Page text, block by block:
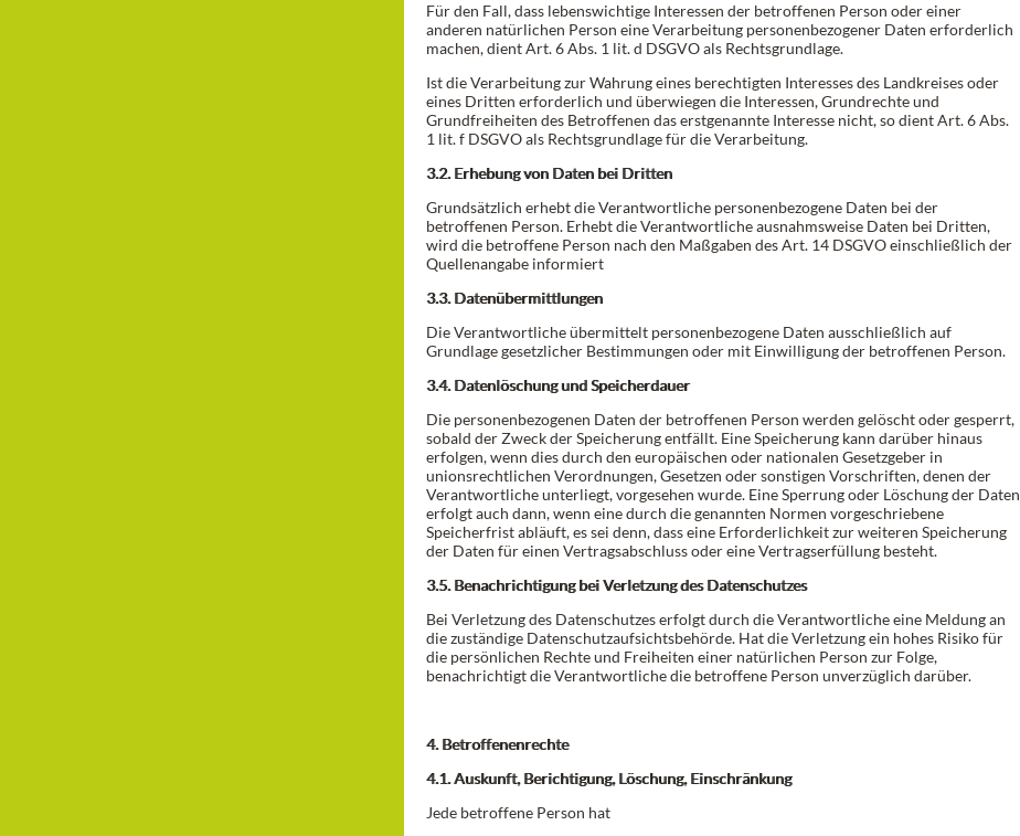
Für den Fall, dass lebenswichtige Interessen der betroffenen Person oder einer
anderen natürlichen Person eine Verarbeitung personenbezogener Daten erforderlich
machen, dient Art. 6 Abs. 1 lit. d DSGVO als Rechtsgrundlage.
Ist die Verarbeitung zur Wahrung eines berechtigten Interesses des Landkreises oder
eines Dritten erforderlich und überwiegen die Interessen, Grundrechte und
Grundfreiheiten des Betroffenen das erstgenannte Interesse nicht, so dient Art. 6 Abs.
1 lit. f DSGVO als Rechtsgrundlage für die Verarbeitung.
3.2. Erhebung von Daten bei Dritten
Grundsätzlich erhebt die Verantwortliche personenbezogene Daten bei der
betroffenen Person. Erhebt die Verantwortliche ausnahmsweise Daten bei Dritten,
wird die betroffene Person nach den Maßgaben des Art. 14 DSGVO einschließlich der
Quellenangabe informiert
3.3. Datenübermittlungen
Die Verantwortliche übermittelt personenbezogene Daten ausschließlich auf
Grundlage gesetzlicher Bestimmungen oder mit Einwilligung der betroffenen Person.
3.4. Datenlöschung und Speicherdauer
Die personenbezogenen Daten der betroffenen Person werden gelöscht oder gesperrt,
sobald der Zweck der Speicherung entfällt. Eine Speicherung kann darüber hinaus
erfolgen, wenn dies durch den europäischen oder nationalen Gesetzgeber in
unionsrechtlichen Verordnungen, Gesetzen oder sonstigen Vorschriften, denen der
Verantwortliche unterliegt, vorgesehen wurde. Eine Sperrung oder Löschung der Daten
erfolgt auch dann, wenn eine durch die genannten Normen vorgeschriebene
Speicherfrist abläuft, es sei denn, dass eine Erforderlichkeit zur weiteren Speicherung
der Daten für einen Vertragsabschluss oder eine Vertragserfüllung besteht.
3.5. Benachrichtigung bei Verletzung des Datenschutzes
Bei Verletzung des Datenschutzes erfolgt durch die Verantwortliche eine Meldung an
die zuständige Datenschutzaufsichtsbehörde. Hat die Verletzung ein hohes Risiko für
die persönlichen Rechte und Freiheiten einer natürlichen Person zur Folge,
benachrichtigt die Verantwortliche die betroffene Person unverzüglich darüber.
4. Betroffenenrechte
4.1. Auskunft, Berichtigung, Löschung, Einschränkung
Jede betroffene Person hat